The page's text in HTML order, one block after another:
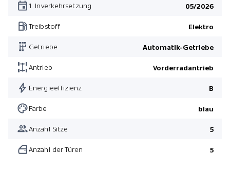
1. Inverkehrsetzung 05/2026
Treibstoff Elektro
Getriebe Automatik-Getriebe
Antrieb Vorderradantrieb
Energieeffizienz B
Farbe blau
Anzahl Sitze 5
Anzahl der Türen 5